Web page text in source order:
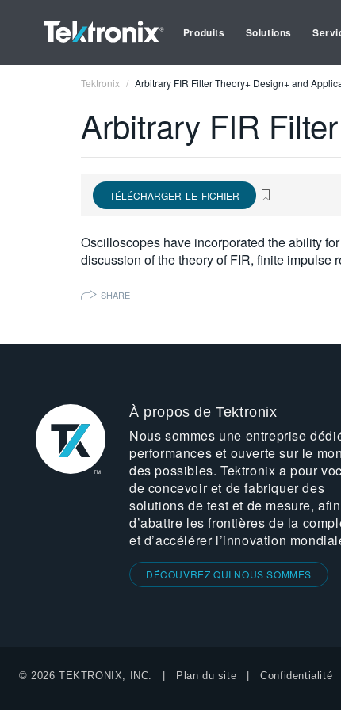
Produits Solutions
Tektronix Arbitrary FIR Filter Theory+ Design+ and
Arbitrary FIR
TÉLÉCHARGER LE FICHIER
Oscilloscopes have incorporated the ability
discussion of the theory of FIR, finite impulse
SHARE
À propos de Tektronix
Nous sommes une entreprise
performances et ouverte sur le
des possibles. Tektronix a pour
de concevoir et de fabriquer des
solutions de test et de mesure, afin
d’abattre les frontières de la
et d’accélérer l’innovation
DÉCOUVREZ QUI NOUS SOMMES
© 2026 TEKTRONIX, INC. Plan du site Confidentialité